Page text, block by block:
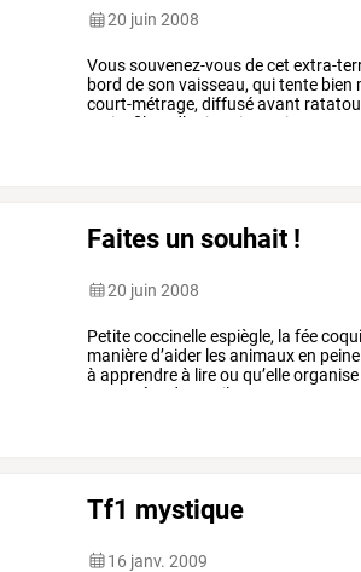
20 juin 2008
Voussouvenez-vousdecet extra-
bord deson vaisseau, quitente bien
court-métrage, diffuséavant
petits
films d’animation qui
Faites un souhait !
20 juin 2008
Petite coccinelle espiègle, la fée
manière d’aider les animaux en
à apprendre à lire ou qu’elle
ponctuées de « poil
Tf1 mystique
16 janv. 2009